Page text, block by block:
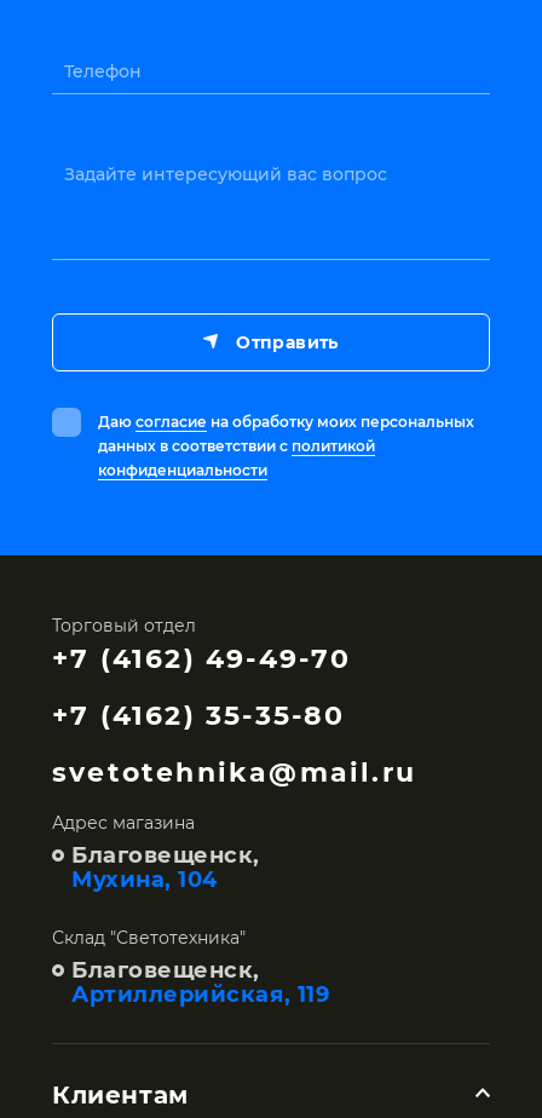
Телефон
Задайте интересующий вас вопрос
Даю согласие на обработку моих персональных
данных в соответствии с политикой
конфиденциальности
Отправить
Торговый отдел
+7 (4162) 49-49-70
+7 (4162) 35-35-80
svetotehnika@mail.ru
Адрес магазина
Благовещенск,
Мухина, 104
Склад "Светотехника"
Благовещенск,
Артиллерийская, 119
Клиентам